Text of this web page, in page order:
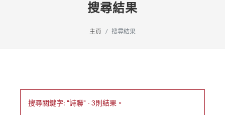
搜尋結果
主頁 搜尋結果
搜尋關鍵字: "詩聯" - 3則結果。